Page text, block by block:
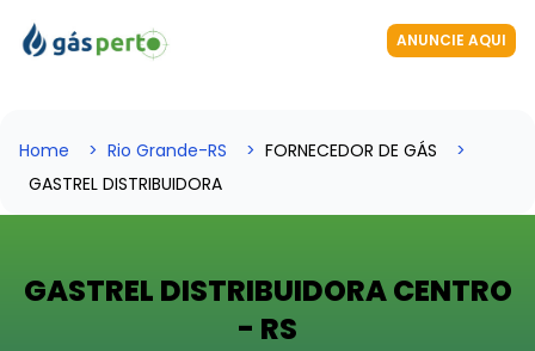
ANUNCIE AQUI
Home Rio Grande-RS
FORNECEDOR DE GÁS
GASTREL DISTRIBUIDORA
GASTREL DISTRIBUIDORA CENTRO
- RS